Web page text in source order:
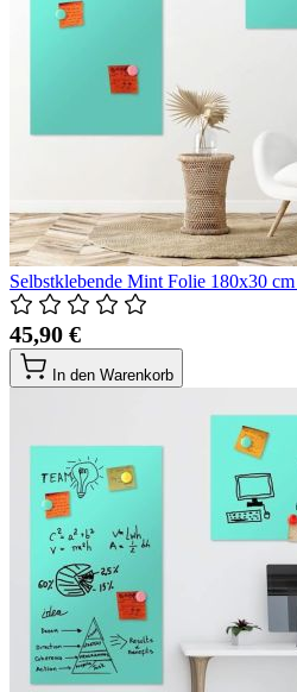
Selbstklebende Mint Folie 180x30
45,90 €
In den Warenkorb